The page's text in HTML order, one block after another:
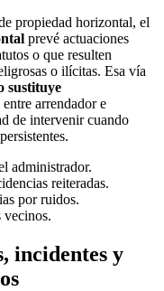
propiedad horizontal, el
prevé actuaciones
o que resulten
o ilícitas. Esa vía
sustituye
arrendador e
de intervenir cuando
administrador.
reiteradas.
por ruidos.
vecinos.
incidentes y